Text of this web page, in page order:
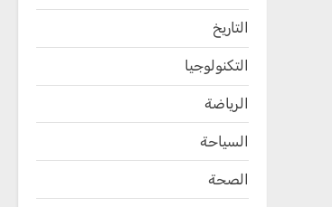
التاريخ
التكنولوجيا
الرياضة
السياحة
الصحة